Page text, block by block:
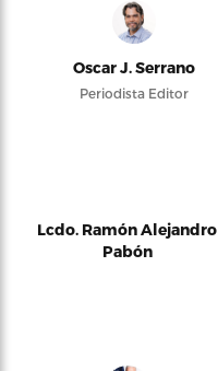
Oscar J. Serrano
Periodista Editor
Lcdo. Ramón Alejandro
Pabón